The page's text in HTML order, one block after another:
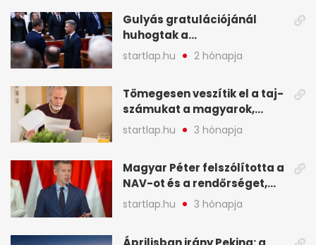
Gulyás gratulációjánál
huhogtak a
leghangosabban, miután
Magyart miniszterelnökké
legfontosabb hírei
képekben
startlap.hu 2 hónapja
Tömegesen veszítik el a taj-
számukat a magyarok,
sokak ellen eljárást indít a
NAV - A hét hírei képekben
startlap.hu 3 hónapja
Magyar Péter felszólította a
NAV-ot és a rendőrséget,
tartóztassák le a NER-es
oligarchákat - A hét
startlap.hu 3 hónapja